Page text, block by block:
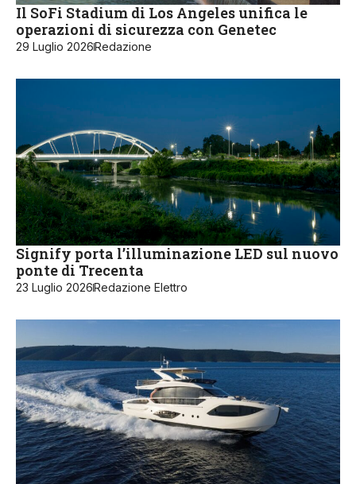
Il SoFi Stadium di Los Angeles unifica le
operazioni di sicurezza con Genetec
29 Luglio 2026Redazione
Signify porta l’illuminazione LED sul nuovo
ponte di Trecenta
23 Luglio 2026Redazione Elettro